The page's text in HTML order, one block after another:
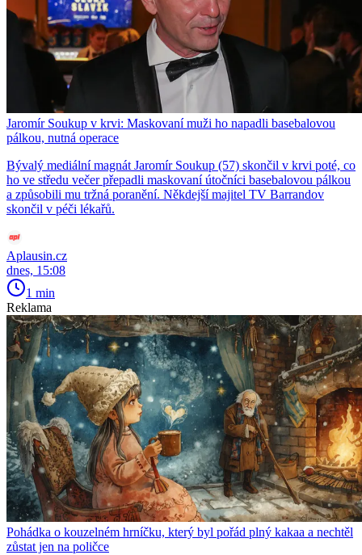
Jaromír Soukup v krvi: Maskovaní muži ho napadli basebalovou
pálkou, nutná operace
Bývalý mediální magnát Jaromír Soukup (57) skončil v krvi poté, co
ho ve středu večer přepadli maskovaní útočníci basebalovou pálkou
a způsobili mu tržná poranění. Někdejší majitel TV Barrandov
skončil v péči lékařů.
Aplausin.cz
dnes, 15:08
1 min
Reklama
Pohádka o kouzelném hrníčku, který byl pořád plný kakaa a nechtěl
zůstat jen na poličce